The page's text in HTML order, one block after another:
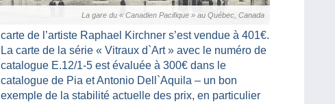
La gare du « Canadien Pacifique » au Québec, Canada
carte de l’artiste Raphael Kirchner s’est vendue à 401€.
La carte de la série « Vitraux d`Art » avec le numéro de
catalogue E.12/1-5 est évaluée à 300€ dans le
catalogue de Pia et Antonio Dell`Aquila – un bon
exemple de la stabilité actuelle des prix, en particulier